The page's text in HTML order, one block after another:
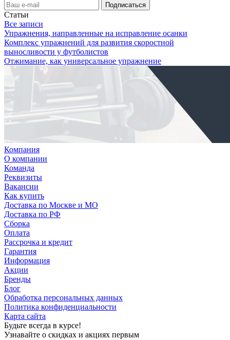
Статьи
Все записи
Упражнения, направленные на исправление осанки
Комплекс упражнений для развития скоростной
выносливости у футболистов
Отжимание, как универсальное упражнение
Компания
О компании
Команда
Реквизиты
Вакансии
Как купить
Доставка по Москве и МО
Доставка по РФ
Сборка
Оплата
Рассрочка и кредит
Гарантия
Информация
Акции
Бренды
Блог
Обработка персональных данных
Политика конфиденциальности
Карта сайта
Будьте всегда в курсе!
Узнавайте о скидках и акциях первым